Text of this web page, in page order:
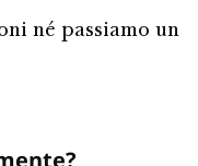
né passiamo un